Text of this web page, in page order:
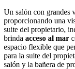
Un salón con grandes
proporcionando una
suite del propietario,
brinda acceso al mar
espacio flexible que
para la suite del
salón y la bañera de